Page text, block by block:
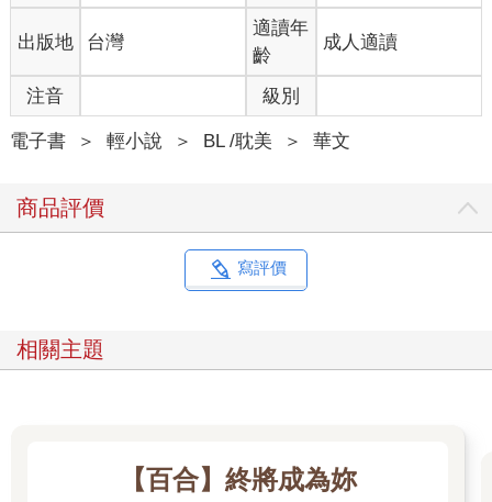
出版地 台灣
適讀年
齡
成人適讀
注音 級別
電子書 ＞ 輕小說 ＞ BL /耽美 ＞ 華文
商品評價
寫評價
相關主題
【百合】終將成為妳